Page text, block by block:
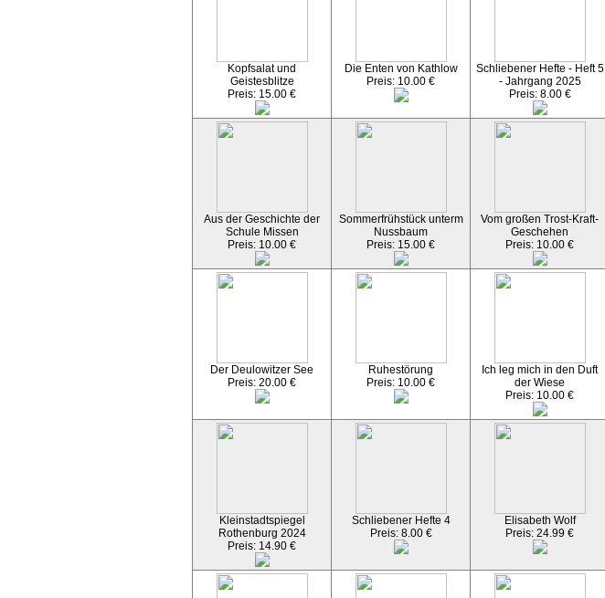
Kopfsalat und
Geistesblitze
Preis: 15.00 €
Die Enten von Kathlow
Preis: 10.00 €
Schliebener Hefte - Heft 5
- Jahrgang 2025
Preis: 8.00 €
Aus der Geschichte der
Schule Missen
Preis: 10.00 €
Sommerfrühstück unterm
Nussbaum
Preis: 15.00 €
Vom großen Trost-Kraft-
Geschehen
Preis: 10.00 €
Der Deulowitzer See
Preis: 20.00 €
Ruhestörung
Preis: 10.00 €
Ich leg mich in den Duft
der Wiese
Preis: 10.00 €
Kleinstadtspiegel
Rothenburg 2024
Preis: 14.90 €
Schliebener Hefte 4
Preis: 8.00 €
Elisabeth Wolf
Preis: 24.99 €